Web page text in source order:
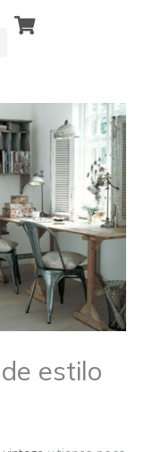
estilo